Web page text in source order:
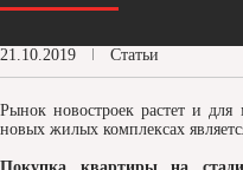
21.10.2019 Статьи
Рынок новостроек растет и
новых жилых комплексах